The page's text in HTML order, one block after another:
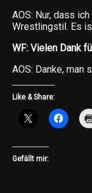
AOS: Nur, dass
Wrestlingstil. Es
WF: Vielen Dank
AOS: Danke, man
Like & Share:
Gefällt mir: